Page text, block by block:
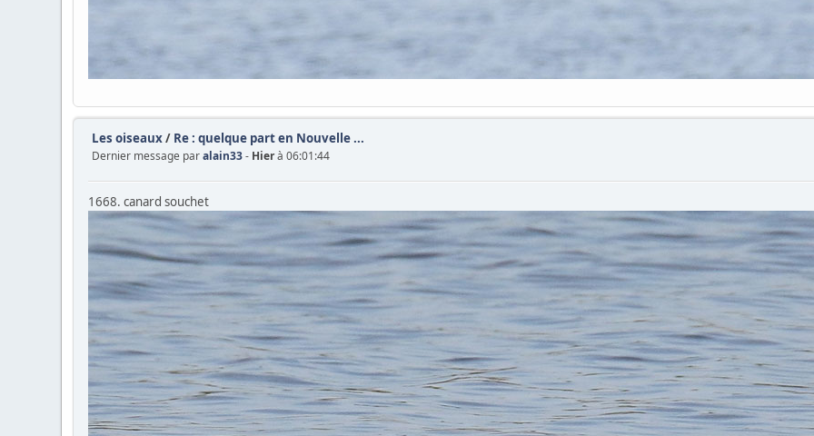
Les oiseaux/ Re : quelque part en Nouvelle ...
Dernier message paralain33- Hierà 06:01:44
1668. canard souchet